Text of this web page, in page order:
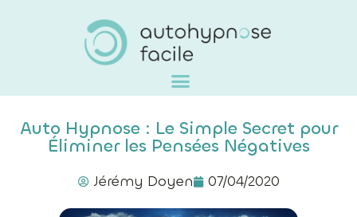
Auto Hypnose : Le Simple Secret pour
Éliminer les Pensées Négatives
Jérémy Doyen 07/04/2020